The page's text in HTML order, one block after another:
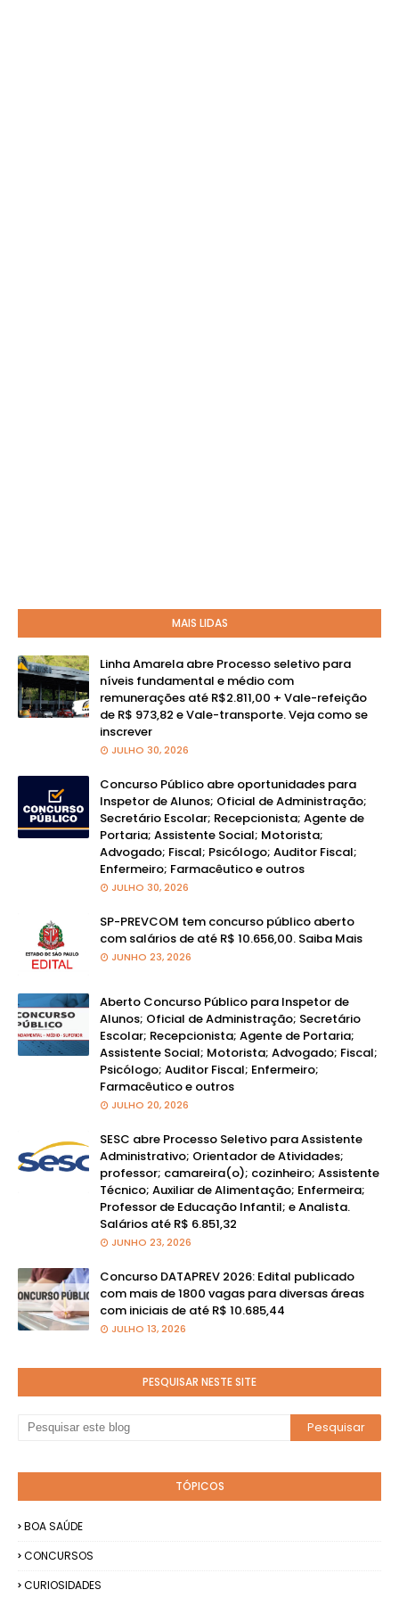
MAIS LIDAS
Linha Amarela abre Processo seletivo para
níveis fundamental e médio com
remunerações até R$2.811,00 + Vale-refeição
de R$ 973,82 e Vale-transporte. Veja como se
inscrever
JULHO 30, 2026
Concurso Público abre oportunidades para
Inspetor de Alunos; Oficial de Administração;
Secretário Escolar; Recepcionista; Agente de
Portaria; Assistente Social; Motorista;
Advogado; Fiscal; Psicólogo; Auditor Fiscal;
Enfermeiro; Farmacêutico e outros
JULHO 30, 2026
SP-PREVCOM tem concurso público aberto
com salários de até R$ 10.656,00. Saiba Mais
JUNHO 23, 2026
Aberto Concurso Público para Inspetor de
Alunos; Oficial de Administração; Secretário
Escolar; Recepcionista; Agente de Portaria;
Assistente Social; Motorista; Advogado; Fiscal;
Psicólogo; Auditor Fiscal; Enfermeiro;
Farmacêutico e outros
JULHO 20, 2026
SESC abre Processo Seletivo para Assistente
Administrativo; Orientador de Atividades;
professor; camareira(o); cozinheiro; Assistente
Técnico; Auxiliar de Alimentação; Enfermeira;
Professor de Educação Infantil; e Analista.
Salários até R$ 6.851,32
JUNHO 23, 2026
Concurso DATAPREV 2026: Edital publicado
com mais de 1800 vagas para diversas áreas
com iniciais de até R$ 10.685,44
JULHO 13, 2026
PESQUISAR NESTE SITE
TÓPICOS
BOA SAÚDE
CONCURSOS
CURIOSIDADES